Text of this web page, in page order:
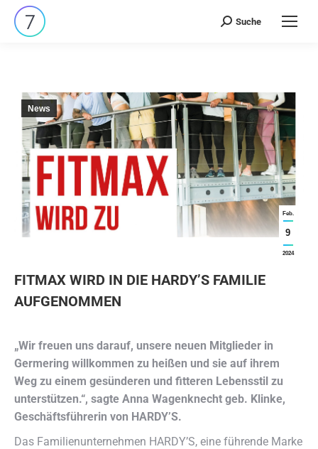
Search:
Suche
Feb.
9
2024
News
FITMAX WIRD IN DIE HARDY’S FAMILIE
AUFGENOMMEN
„Wir freuen uns darauf, unsere neuen Mitglieder in
Germering willkommen zu heißen und sie auf ihrem
Weg zu einem gesünderen und fitteren Lebensstil zu
unterstützen.“, sagte Anna Wagenknecht geb. Klinke,
Geschäftsführerin von HARDY’S.
Das Familienunternehmen HARDY’S, eine führende Marke